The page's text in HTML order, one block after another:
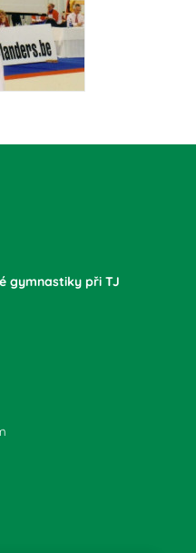
gymnastiky při TJ